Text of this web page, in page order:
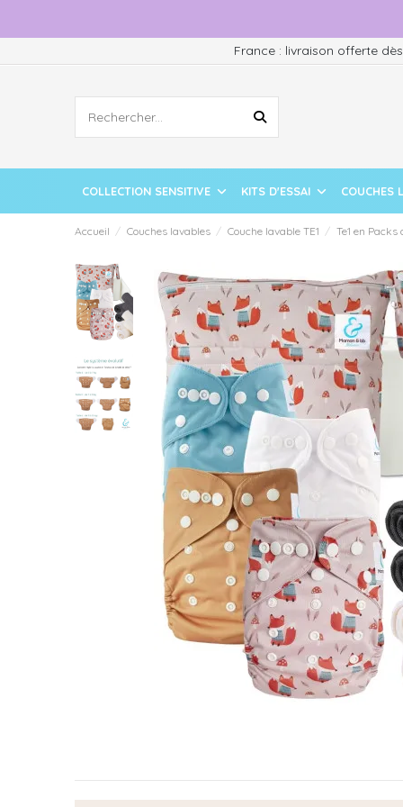
France : livraison offerte
COLLECTION SENSITIVE KITS D'ESSAI COUCHES
Accueil Couches lavables Couche lavable TE1 Te1 en